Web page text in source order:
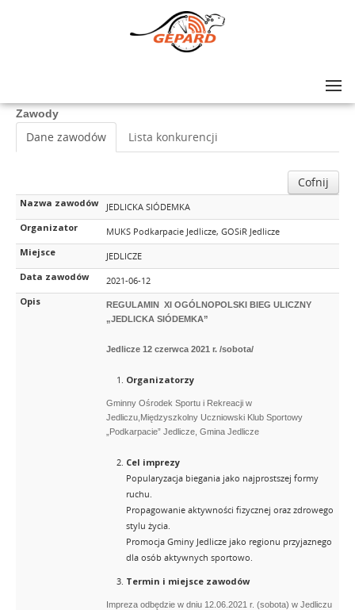
Zawody
Dane zawodów Lista konkurencji
Cofnij
Nazwa zawodów
JEDLICKA SIÓDEMKA
Organizator
MUKS Podkarpacie Jedlicze, GOSiR Jedlicze
Miejsce
JEDLICZE
Data zawodów
2021-06-12
Opis
REGULAMIN XI OGÓLNOPOLSKI BIEG ULICZNY
„JEDLICKA SIÓDEMKA”
Jedlicze 12 czerwca 2021 r. /sobota/
Organizatorzy
Gminny Ośrodek Sportu i Rekreacji w
Jedliczu,Międzyszkolny Uczniowski Klub Sportowy
„Podkarpacie” Jedlicze, Gmina Jedlicze
Cel imprezy
Popularyzacja biegania jako najprostszej formy
ruchu.
Propagowanie aktywności fizycznej oraz zdrowego
stylu życia.
Promocja Gminy Jedlicze jako regionu przyjaznego
dla osób aktywnych sportowo.
Termin i miejsce zawodów
Impreza odbędzie w dniu 12.06.2021 r. (sobota) w Jedliczu